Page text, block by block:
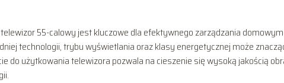
55-calowy jest kluczowe dla efektywnego zarządzania domowym
technologii, trybu wyświetlania oraz klasy energetycznej może
do użytkowania telewizora pozwala na cieszenie się wysoką jakością